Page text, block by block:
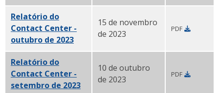
Relatório do
Contact Center -
outubro de 2023PDF
15 de novembro
de 2023
PDF
Relatório do
Contact Center -
setembro de 2023PDF
10 de outubro
de 2023
PDF